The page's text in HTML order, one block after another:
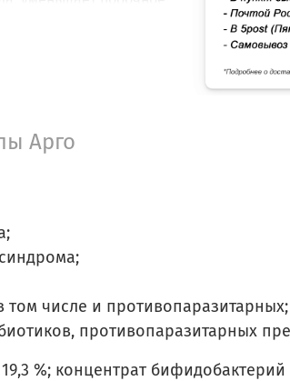
препаратов.
Арго
том числе и противопаразитарных;
противопаразитарных
%; концентрат бифидобактерий